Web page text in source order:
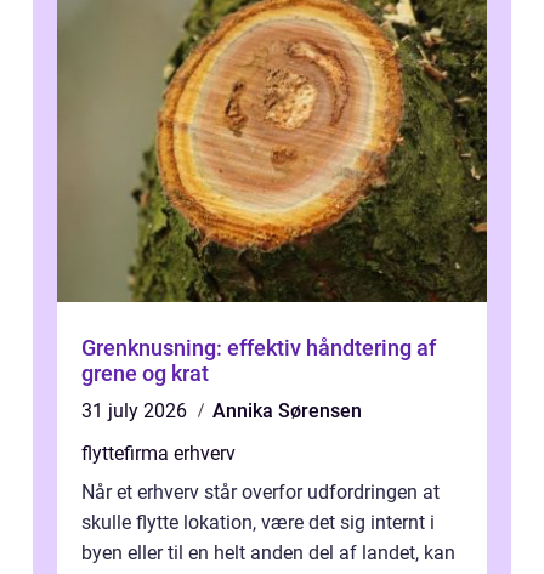
Grenknusning: effektiv håndtering af
grene og krat
31 july 2026
Annika Sørensen
flyttefirma erhverv
Når et erhverv står overfor udfordringen at
skulle flytte lokation, være det sig internt i
byen eller til en helt anden del af landet, kan